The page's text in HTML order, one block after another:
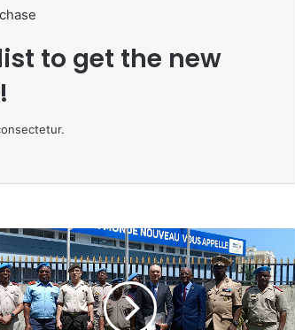
to get the new